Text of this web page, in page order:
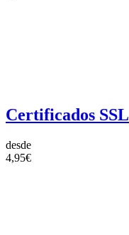
Certificados SSL
desde
4,95€